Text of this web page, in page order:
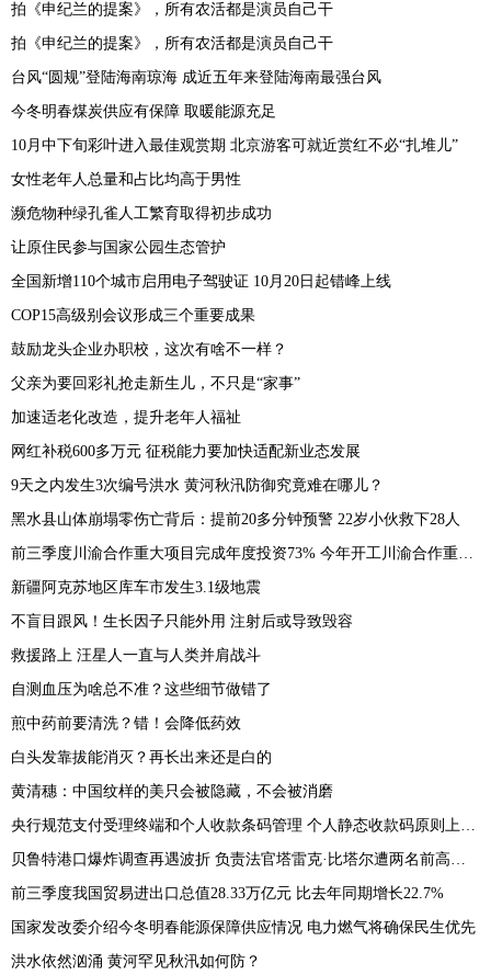
拍《申纪兰的提案》，所有农活都是演员自己干
拍《申纪兰的提案》，所有农活都是演员自己干
台风“圆规”登陆海南琼海 成近五年来登陆海南最强台风
今冬明春煤炭供应有保障 取暖能源充足
10月中下旬彩叶进入最佳观赏期 北京游客可就近赏红不必“扎堆儿”
女性老年人总量和占比均高于男性
濒危物种绿孔雀人工繁育取得初步成功
让原住民参与国家公园生态管护
全国新增110个城市启用电子驾驶证 10月20日起错峰上线
COP15高级别会议形成三个重要成果
鼓励龙头企业办职校，这次有啥不一样？
父亲为要回彩礼抢走新生儿，不只是“家事”
加速适老化改造，提升老年人福祉
网红补税600多万元 征税能力要加快适配新业态发展
9天之内发生3次编号洪水 黄河秋汛防御究竟难在哪儿？
黑水县山体崩塌零伤亡背后：提前20多分钟预警 22岁小伙救下28人
前三季度川渝合作重大项目完成年度投资73% 今年开工川渝合作重大项目64个
新疆阿克苏地区库车市发生3.1级地震
不盲目跟风！生长因子只能外用 注射后或导致毁容
救援路上 汪星人一直与人类并肩战斗
自测血压为啥总不准？这些细节做错了
煎中药前要清洗？错！会降低药效
白头发靠拔能消灭？再长出来还是白的
黄清穗：中国纹样的美只会被隐藏，不会被消磨
央行规范支付受理终端和个人收款条码管理 个人静态收款码原则上禁用于远程收款
贝鲁特港口爆炸调查再遇波折 负责法官塔雷克·比塔尔遭两名前高官起诉
前三季度我国贸易进出口总值28.33万亿元 比去年同期增长22.7%
国家发改委介绍今冬明春能源保障供应情况 电力燃气将确保民生优先
洪水依然汹涌 黄河罕见秋汛如何防？